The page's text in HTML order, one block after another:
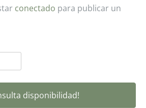
conectado para publicar un
disponibilidad!